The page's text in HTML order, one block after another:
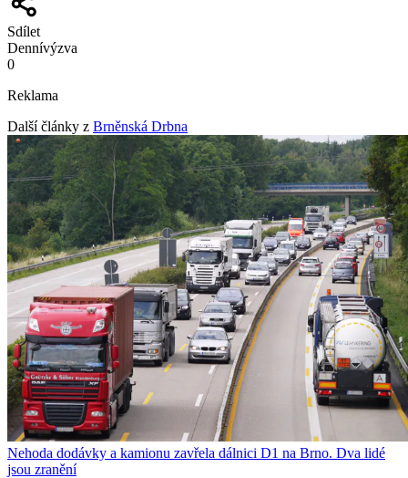
Sdílet
Dennívýzva
0
Reklama
Další články z Brněnská Drbna
Nehoda dodávky a kamionu zavřela dálnici D1 na Brno. Dva lidé
jsou zranění